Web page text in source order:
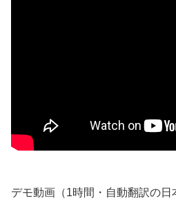
デモ動画（1時間・自動翻訳の日